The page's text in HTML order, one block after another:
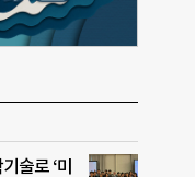
술로 ‘미